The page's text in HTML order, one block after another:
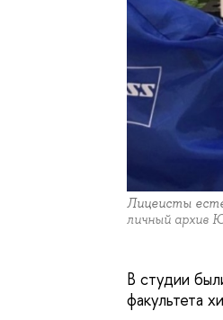
Лицеисты
личный архив
В студии
факультета